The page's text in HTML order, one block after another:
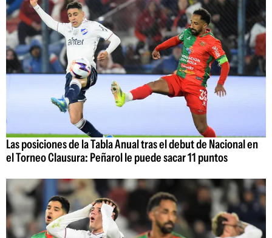
Las posiciones de la Tabla Anual tras el debut de Nacional en
el Torneo Clausura: Peñarol le puede sacar 11 puntos